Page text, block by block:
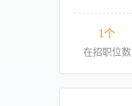
1个
在招职位数